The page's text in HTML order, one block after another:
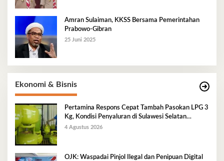
Amran Sulaiman, KKSS Bersama Pemerintahan
Prabowo-Gibran
25 Juni 2025
Ekonomi & Bisnis
Pertamina Respons Cepat Tambah Pasokan LPG 3
Kg, Kondisi Penyaluran di Sulawesi Selatan
Berlangsung Kondusif
4 Agustus 2026
OJK: Waspadai Pinjol Ilegal dan Penipuan Digital